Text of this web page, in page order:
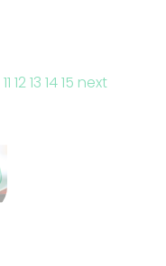
11 1213 1415 next